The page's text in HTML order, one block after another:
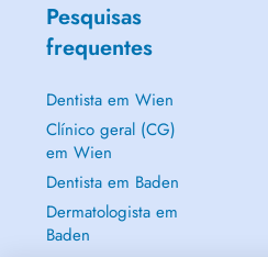
Pesquisas
frequentes
Dentista em Wien
Clínico geral (CG)
em Wien
Dentista em Baden
Dermatologista em
Baden